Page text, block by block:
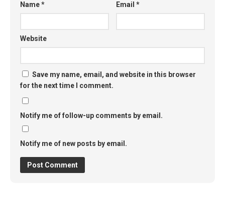
Name* Email*
Website
Save my name, email, and website in this browser
for the next time I comment.
Notify me of follow-up comments by email.
Notify me of new posts by email.